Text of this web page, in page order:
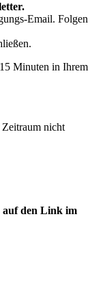
Email. Folgen
Minuten in Ihrem
nicht
auf den Link im